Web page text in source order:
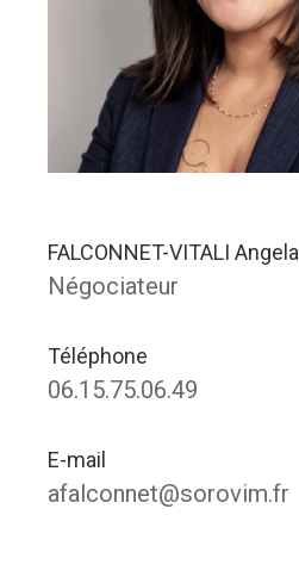
FALCONNET-VITALI Angela
Négociateur
Téléphone
06.15.75.06.49
E-mail
afalconnet@sorovim.fr